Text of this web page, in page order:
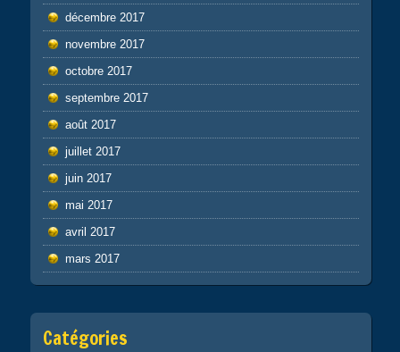
décembre 2017
novembre 2017
octobre 2017
septembre 2017
août 2017
juillet 2017
juin 2017
mai 2017
avril 2017
mars 2017
Catégories